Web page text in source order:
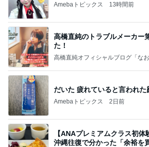
Amebaトピックス 13時間前
高橋直純のトラブルメーカー
た！
高橋直純オフィシャルブログ「なお
だいた 疲れていると言われた
Amebaトピックス 2日前
【ANAプレミアムクラス初
沖縄往復で分かった「余裕を